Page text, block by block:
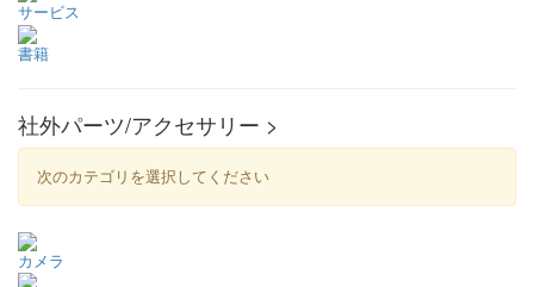
サービス
書籍
社外パーツ/アクセサリー >
次のカテゴリを選択してください
カメラ